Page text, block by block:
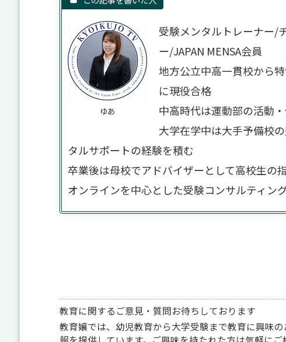
ゆあ
受験メンタルトレーナー/
ー/JAPAN MENSA会員
地方公立中高一貫校から
に現役合格
中高時代は運動部の活動
大学在学中は大手予備校
タルサポートの経験を積む
卒業後は母校でアドバイザーとして高校生の
オンラインを中心とした受験コンサルティン
教育に関するご意見・質問お待ちしております
教育嬢では、幼児教育から大学受験まで教育に興味